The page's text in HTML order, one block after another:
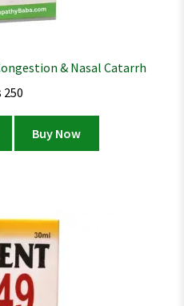
& Nasal Catarrh
250
Buy Now